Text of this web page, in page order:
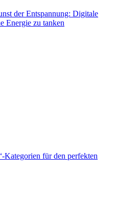
der Entspannung: Digitale
Energie zu tanken
Kategorien für den perfekten